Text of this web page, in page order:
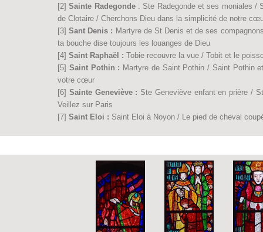
[2]Sainte Radegonde: Ste Radegonde et ses moniales /
de Clotaire / Cherchons Dieu dans la simplicité de notre
[3]Sant Denis : Martyre de St Denis et de ses
ta bouche dise toujours les louanges de Dieu
[4] Saint Raphaël : Tobie recouvre la vue / Tobit et le
[5] Saint Pothin : Martyre de Saint Pothin / Saint Pothin
votre cœur
[6] Sainte Geneviève : Ste Geneviève enfant en prière /
Veillez sur Paris
[7] Saint Eloi : Saint Eloi à Noyon / Le pied de cheval